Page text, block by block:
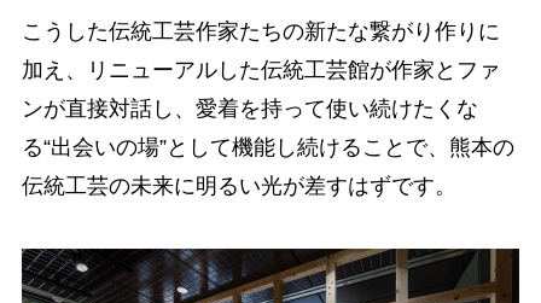
こうした伝統工芸作家たちの新たな繋がり作りに
加え、リニューアルした伝統工芸館が作家とファ
ンが直接対話し、愛着を持って使い続けたくな
る“出会いの場”として機能し続けることで、熊本の
伝統工芸の未来に明るい光が差すはずです。